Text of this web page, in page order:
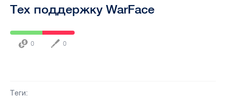
Тех поддержку WarFace
0 0
Теги: